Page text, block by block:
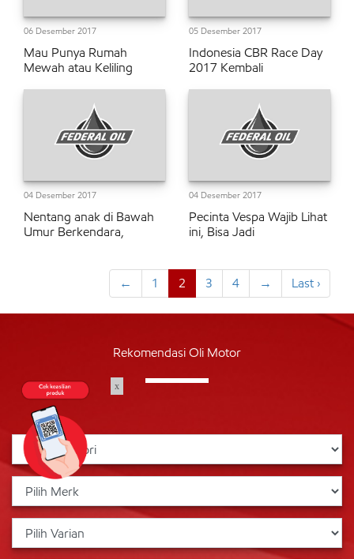
06 Desember 2017
Mau Punya Rumah
Mewah atau Keliling
05 Desember 2017
Indonesia CBR Race Day
2017 Kembali
04 Desember 2017
Nentang anak di Bawah
Umur Berkendara,
04 Desember 2017
Pecinta Vespa Wajib Lihat
ini, Bisa Jadi
← 1 2 3 4 → Last ›
Rekomendasi Oli Motor
x